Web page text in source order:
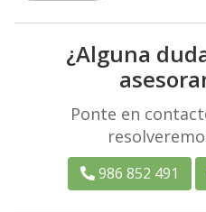
¿Alguna
Ponte en
986 852 491